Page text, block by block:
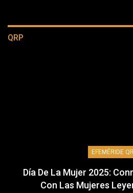
QRP
EFEMÉRIDE
Día De La Mujer 2025:
Con Las Mujeres